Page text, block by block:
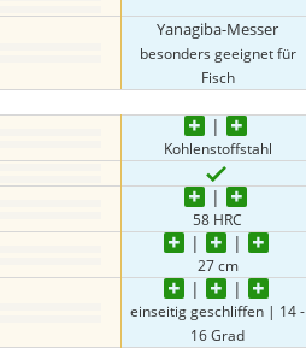
Yanagiba-Messer
besonders geeignet für
Fisch
Kohlenstoffstahl
58 HRC
27 cm
einseitig geschliffen | 14 -
16 Grad